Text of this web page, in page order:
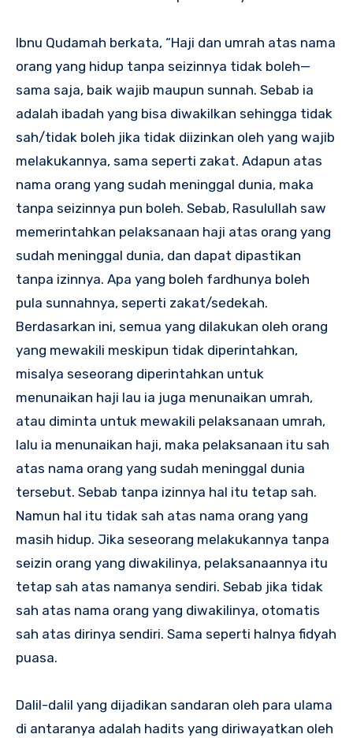
Ibnu Qudamah berkata, “Haji dan umrah atas nama
orang yang hidup tanpa seizinnya tidak boleh—
sama saja, baik wajib maupun sunnah. Sebab ia
adalah ibadah yang bisa diwakilkan sehingga tidak
sah/tidak boleh jika tidak diizinkan oleh yang wajib
melakukannya, sama seperti zakat. Adapun atas
nama orang yang sudah meninggal dunia, maka
tanpa seizinnya pun boleh. Sebab, Rasulullah saw
memerintahkan pelaksanaan haji atas orang yang
sudah meninggal dunia, dan dapat dipastikan
tanpa izinnya. Apa yang boleh fardhunya boleh
pula sunnahnya, seperti zakat/sedekah.
Berdasarkan ini, semua yang dilakukan oleh orang
yang mewakili meskipun tidak diperintahkan,
misalya seseorang diperintahkan untuk
menunaikan haji lau ia juga menunaikan umrah,
atau diminta untuk mewakili pelaksanaan umrah,
lalu ia menunaikan haji, maka pelaksanaan itu sah
atas nama orang yang sudah meninggal dunia
tersebut. Sebab tanpa izinnya hal itu tetap sah.
Namun hal itu tidak sah atas nama orang yang
masih hidup. Jika seseorang melakukannya tanpa
seizin orang yang diwakilinya, pelaksanaannya itu
tetap sah atas namanya sendiri. Sebab jika tidak
sah atas nama orang yang diwakilinya, otomatis
sah atas dirinya sendiri. Sama seperti halnya fidyah
puasa.
Dalil-dalil yang dijadikan sandaran oleh para ulama
di antaranya adalah hadits yang diriwayatkan oleh